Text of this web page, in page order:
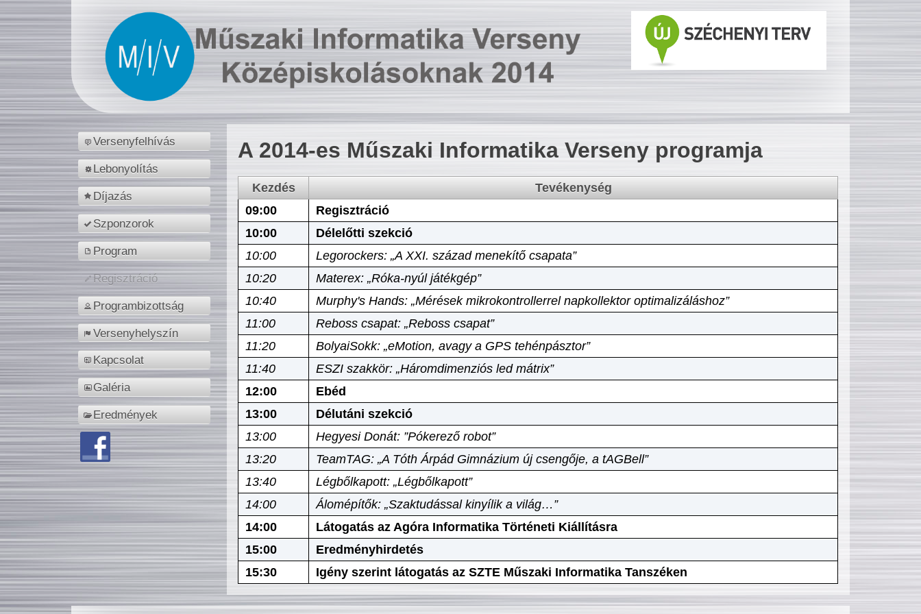
Versenyfelhívás
Lebonyolítás
Díjazás
Szponzorok
Program
Regisztráció
Programbizottság
Versenyhelyszín
Kapcsolat
Galéria
Eredmények
A 2014-es Műszaki Informatika Verseny programja
Kezdés
Tevékenység
09:00
Regisztráció
10:00
Délelőtti szekció
10:00
Legorockers: „A XXI. század menekítő csapata”
10:20
Materex: „Róka-nyúl játékgép”
10:40
Murphy's Hands: „Mérések mikrokontrollerrel napkollektor optimalizáláshoz”
11:00
Reboss csapat: „Reboss csapat”
11:20
BolyaiSokk: „eMotion, avagy a GPS tehénpásztor”
11:40
ESZI szakkör: „Háromdimenziós led mátrix”
12:00
Ebéd
13:00
Délutáni szekció
13:00
Hegyesi Donát: ”Pókerező robot”
13:20
TeamTAG: „A Tóth Árpád Gimnázium új csengője, a tAGBell”
13:40
Légbőlkapott: „Légbőlkapott”
14:00
Álomépítők: „Szaktudással kinyílik a világ…”
14:00
Látogatás az Agóra Informatika Történeti Kiállításra
15:00
Eredményhirdetés
15:30
Igény szerint látogatás az SZTE Műszaki Informatika Tanszéken